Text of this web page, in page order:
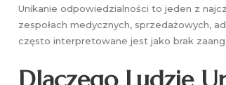
Unikanie odpowiedzialności to jeden z
zespołach medycznych, sprzedażowych,
często interpretowane jest jako brak